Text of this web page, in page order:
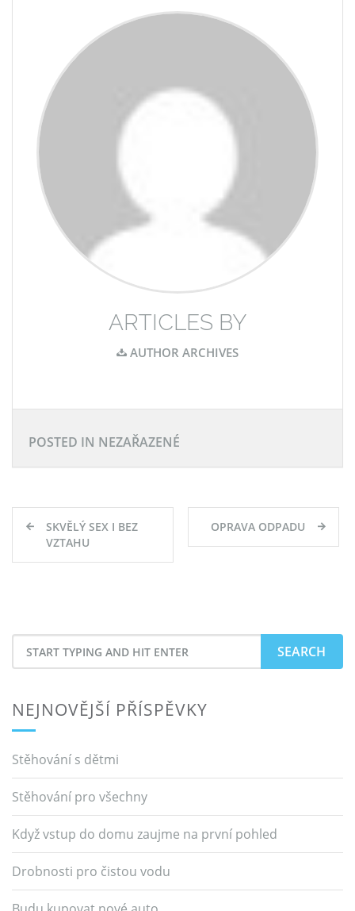
ARTICLES BY
AUTHOR ARCHIVES
POSTED IN NEZAŘAZENÉ
Navigace
pro
SKVĚLÝ SEX I BEZ
VZTAHU
OPRAVA ODPADU
for
NEJNOVĚJŠÍ PŘÍSPĚVKY
Stěhování s dětmi
Stěhování pro všechny
Když vstup do domu zaujme na první pohled
Drobnosti pro čistou vodu